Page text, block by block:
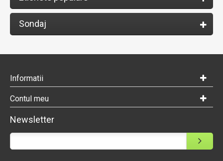
Sondaj
Informatii
Contul meu
Newsletter